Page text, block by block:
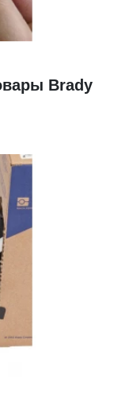
Brady